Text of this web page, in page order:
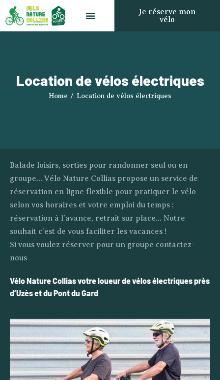
Je réserve mon
vélo
Location de vélos
électriques
Vélo
Blog
Contact
Location de vélos électriques
Home Location de vélos électriques
Balade loisirs, sorties pour randonner seul ou en
groupe… Vélo Nature Collias propose un service de
réservation en ligne flexible pour pratiquer le vélo
selon vos horaires et votre emploi du temps :
réservation à l’avance, retrait sur place… Notre
souhait c’est de vous faciliter les vacances !
Si vous voulez réserver pour un groupe contactez-
nous
Vélo Nature Collias votre loueur de vélos électriques près
d’Uzès et du Pont du Gard